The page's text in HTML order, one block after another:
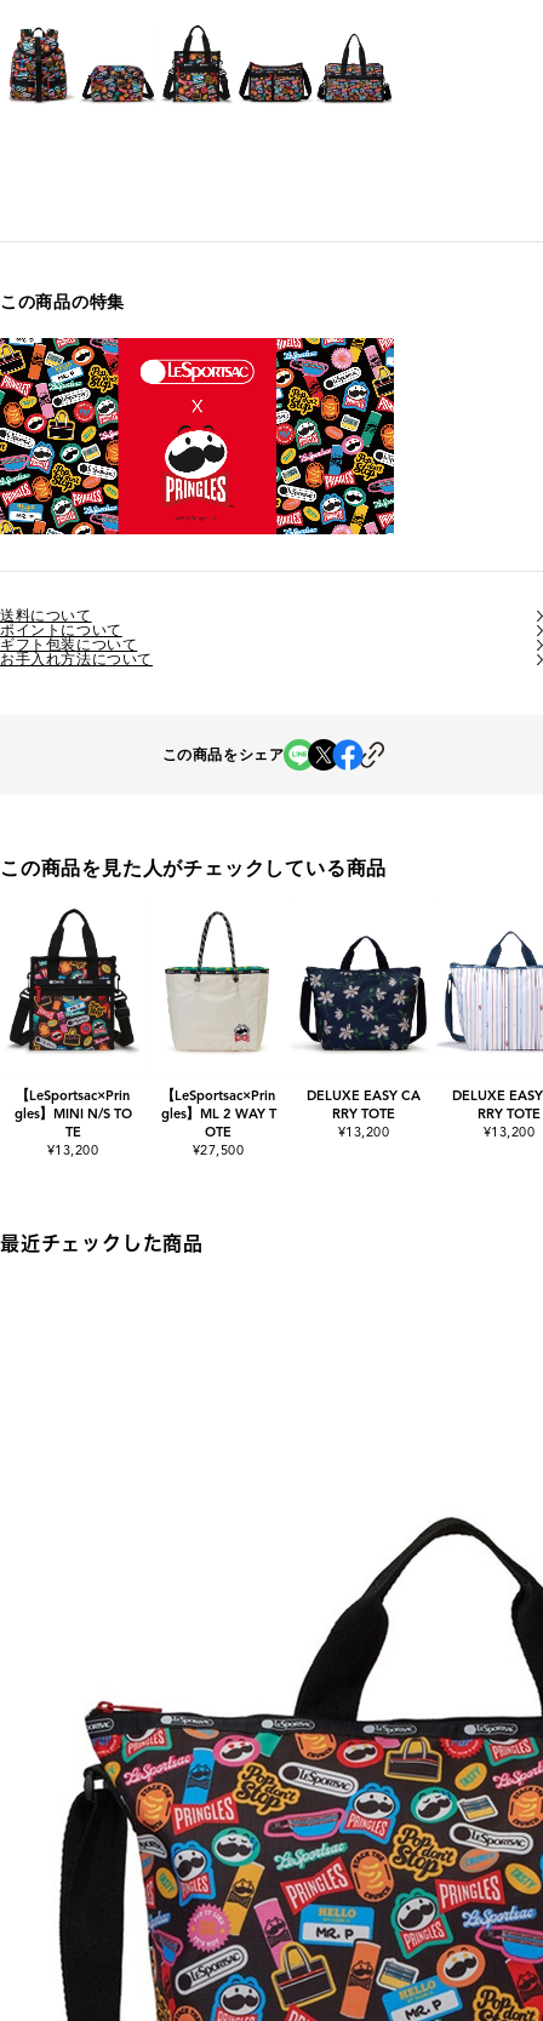
この商品の特集
送料について
ポイントについて
ギフト包装について
お手入れ方法について
この商品をシェア
この商品を見た人がチェックしている商品
【LeSportsac×Prin
gles】MINI N/S TO
TE
¥13,200
【LeSportsac×Prin
gles】ML 2 WAY T
OTE
¥27,500
DELUXE EASY CA
RRY TOTE
¥13,200
DELUXE
RRY TOTE
¥13,200
最近チェックした商品